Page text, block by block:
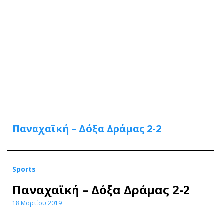
Παναχαϊκή – Δόξα Δράμας 2-2
Sports
Παναχαϊκή – Δόξα Δράμας 2-2
18 Μαρτίου 2019